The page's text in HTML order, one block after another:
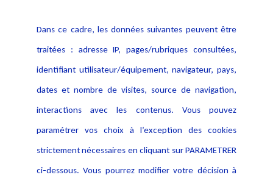
Dans ce cadre, les données suivantes peuvent être
traitées : adresse IP, pages/rubriques consultées,
identifiant utilisateur/équipement, navigateur, pays,
dates et nombre de visites, source de navigation,
interactions avec les contenus. Vous pouvez
paramétrer vos choix à l’exception des cookies
strictement nécessaires en cliquant sur PARAMETRER
ci-dessous. Vous pourrez modifier votre décision à